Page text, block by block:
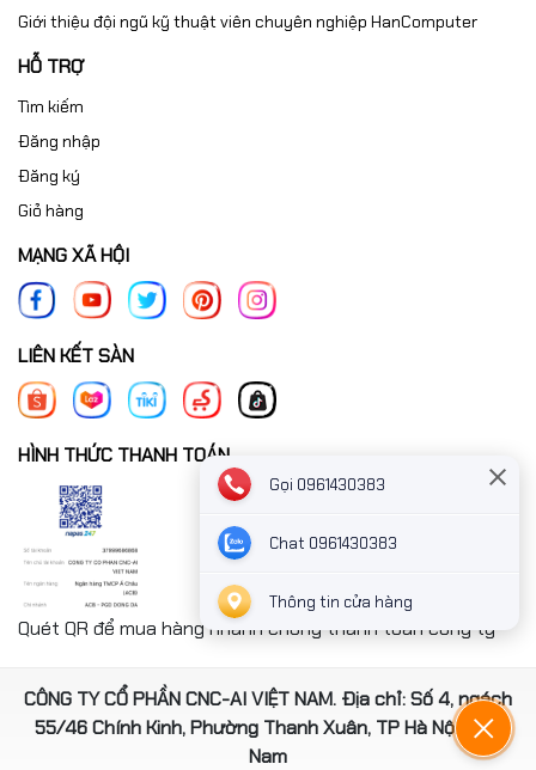
Giới thiệu đội ngũ kỹ thuật viên chuyên nghiệp HanComputer
HỖ TRỢ
Tìm kiếm
Đăng nhập
Đăng ký
Giỏ hàng
MẠNG XÃ HỘI
LIÊN KẾT SÀN
HÌNH THỨC THANH TOÁN
Quét QR để mua hàng nhanh chóng thanh toán công ty
CÔNG TY CỔ PHẦN CNC-AI VIỆT NAM. Địa chỉ: Số 4, ngách
55/46 Chính Kinh, Phường Thanh Xuân, TP Hà Nội, Việt
Nam
Gọi 0961430383
Chat 0961430383
Thông tin cửa hàng